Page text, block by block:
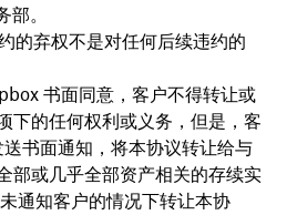
。
的弃权不是对任何后续违约的
书面同意，客户不得转让或
下的任何权利或义务，但是，客
书面通知，将本协议转让给与
部或几乎全部资产相关的存续实
通知客户的情况下转让本协